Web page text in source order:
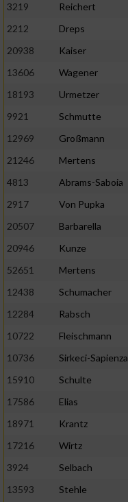
3219
Reichert
2212
Dreps
20938
Kaiser
13606
Wagener
18193
Urmetzer
9921
Schmutte
12969
Großmann
21246
Mertens
4813
Abrams-Saboia
2917
Von Pupka
20507
Barbarella
20946
Kunze
52651
Mertens
12438
Schumacher
12284
Rabsch
10722
Fleischmann
10736
Sirkeci-Sapienza
15910
Schulte
17586
Elias
18971
Krantz
17216
Wirtz
3924
Selbach
13593
Stehle